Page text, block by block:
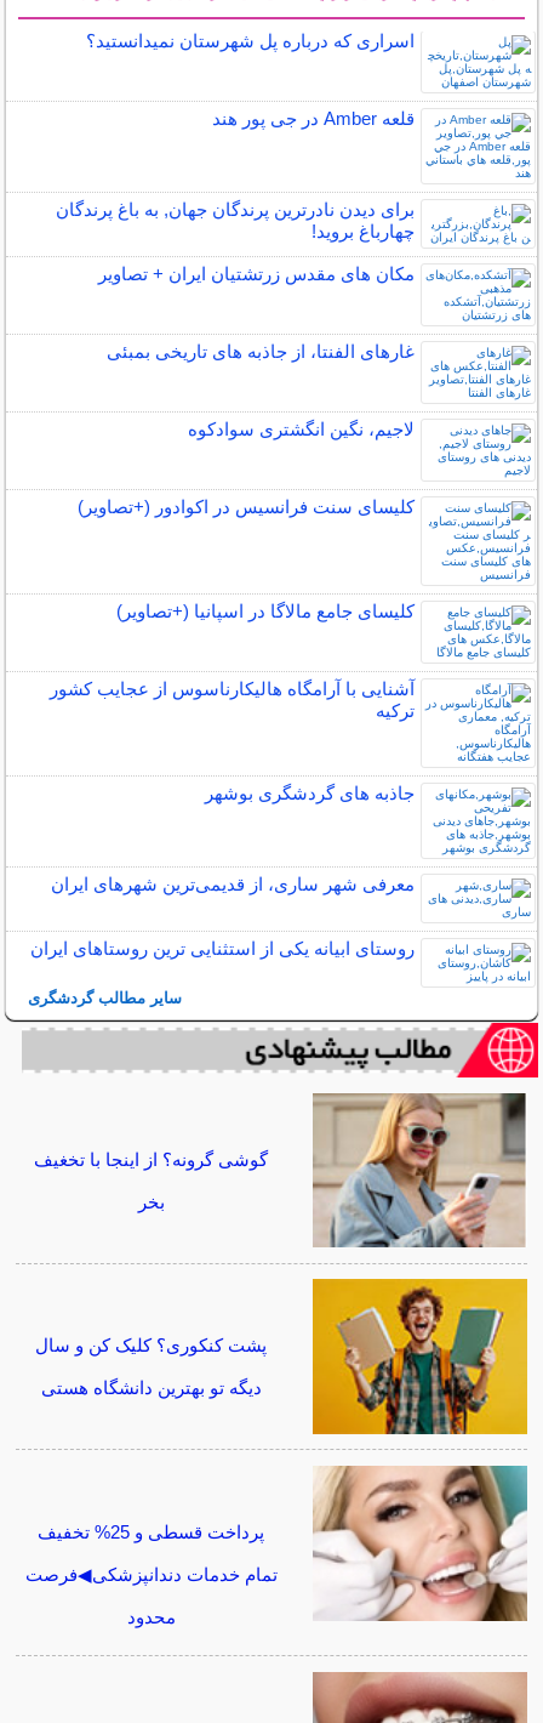
اسراری که درباره پل شهرستان نمیدانستید؟
قلعه Amber در جی پور هند
برای دیدن نادرترین پرندگان جهان, به باغ پرندگان
چهارباغ بروید!
مکان‌ های مقدس زرتشتیان ایران + تصاویر
غارهای الفنتا، از جاذبه های تاریخی بمبئی
لاجیم، نگین انگشتری سوادکوه
کلیسای سنت فرانسیس در اکوادور (+تصاویر)
کلیسای جامع مالاگا در اسپانیا (+تصاویر)
آشنایی با آرامگاه هالیکارناسوس از عجایب کشور
ترکیه
جاذبه های گردشگری بوشهر
معرفی شهر ساری، از قدیمی‌ترین شهرهای ایران
روستای ابیانه یکی از استثنایی ‏ترین روستاهای ایران
سایر مطالب گردشگری
گوشی گرونه؟ از اینجا با تخغیف
بخر
پشت کنکوری؟ کلیک کن و سال
دیگه تو بهترین دانشگاه هستی
پرداخت قسطی و 25% تخفیف
تمام خدمات دندانپزشکی◀فرصت
محدود